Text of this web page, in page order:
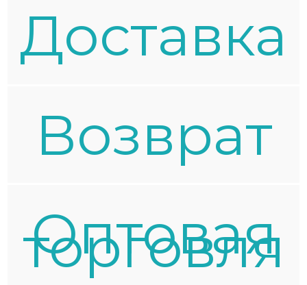
Доставка
Возврат
Оптовая
торговля